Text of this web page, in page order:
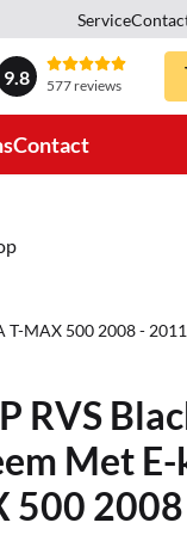
Service
9.8 577 reviews
Contact
T-MAX 500 2008 - 2011
RVS
Met
500